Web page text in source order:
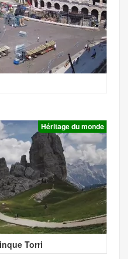
Héritage du monde
Torri